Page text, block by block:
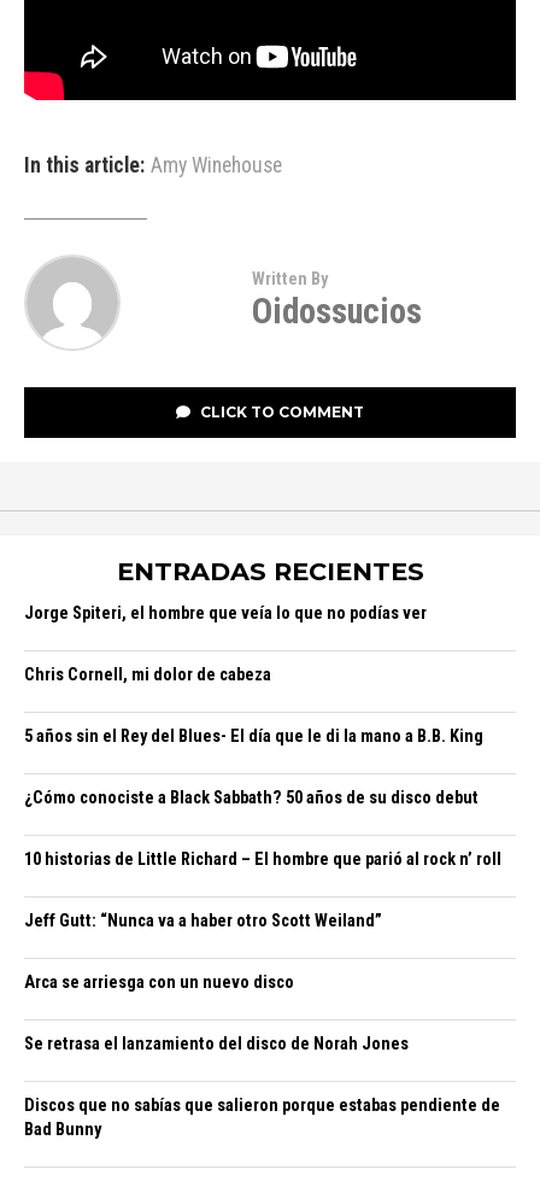
In this article: Amy Winehouse
Written By
Oidossucios
CLICK TO COMMENT
ENTRADAS RECIENTES
Jorge Spiteri, el hombre que veía lo que no podías ver
Chris Cornell, mi dolor de cabeza
5 años sin el Rey del Blues- El día que le di la mano a B.B. King
¿Cómo conociste a Black Sabbath? 50 años de su disco debut
10 historias de Little Richard – El hombre que parió al rock n’ roll
Jeff Gutt: “Nunca va a haber otro Scott Weiland”
Arca se arriesga con un nuevo disco
Se retrasa el lanzamiento del disco de Norah Jones
Discos que no sabías que salieron porque estabas pendiente de
Bad Bunny